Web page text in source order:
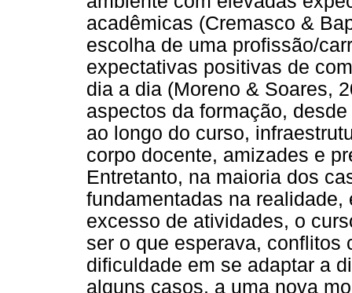
acadêmicas (Cremasco &
escolha de uma profissão/
expectativas positivas de
dia a dia (Moreno & Soares,
aspectos da formação,
ao longo do curso,
corpo docente, amizades e
Entretanto, na maioria dos
fundamentadas na
excesso de atividades, o
ser o que esperava, conflitos
dificuldade em se adaptar a
alguns casos, a uma nova